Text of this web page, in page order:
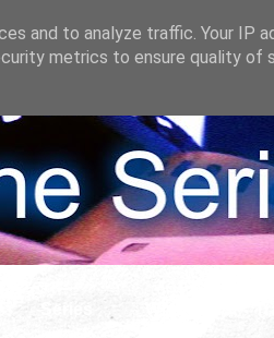
and to analyze traffic. Your IP
metrics to ensure quality of